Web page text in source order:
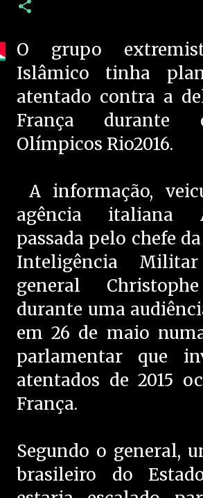
O grupo
Islâmico tinha
atentado contra a
França durante
Olímpicos Rio2016.
A informação,
agência italiana
passada pelo chefe
Inteligência Militar
general
durante uma
em 26 de maio
parlamentar que
atentados de 2015
França.
Segundo o general,
brasileiro do